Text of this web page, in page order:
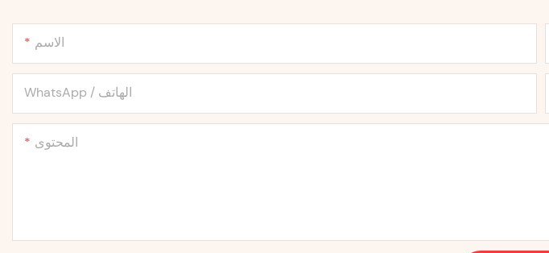
الاسم
WhatsApp / الهاتف
المحتوى